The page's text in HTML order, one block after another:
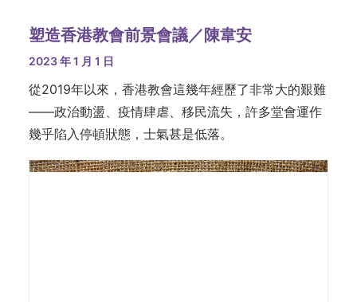
塑造香港教會前景會議／陳韋安
2023 年 1 月 1 日
從2019年以來，香港教會這幾年經歷了非常大的艱難
——政治動盪、疫情肆虐、移民流失，許多堂會運作
幾乎陷入停頓狀態，士氣甚是低落。